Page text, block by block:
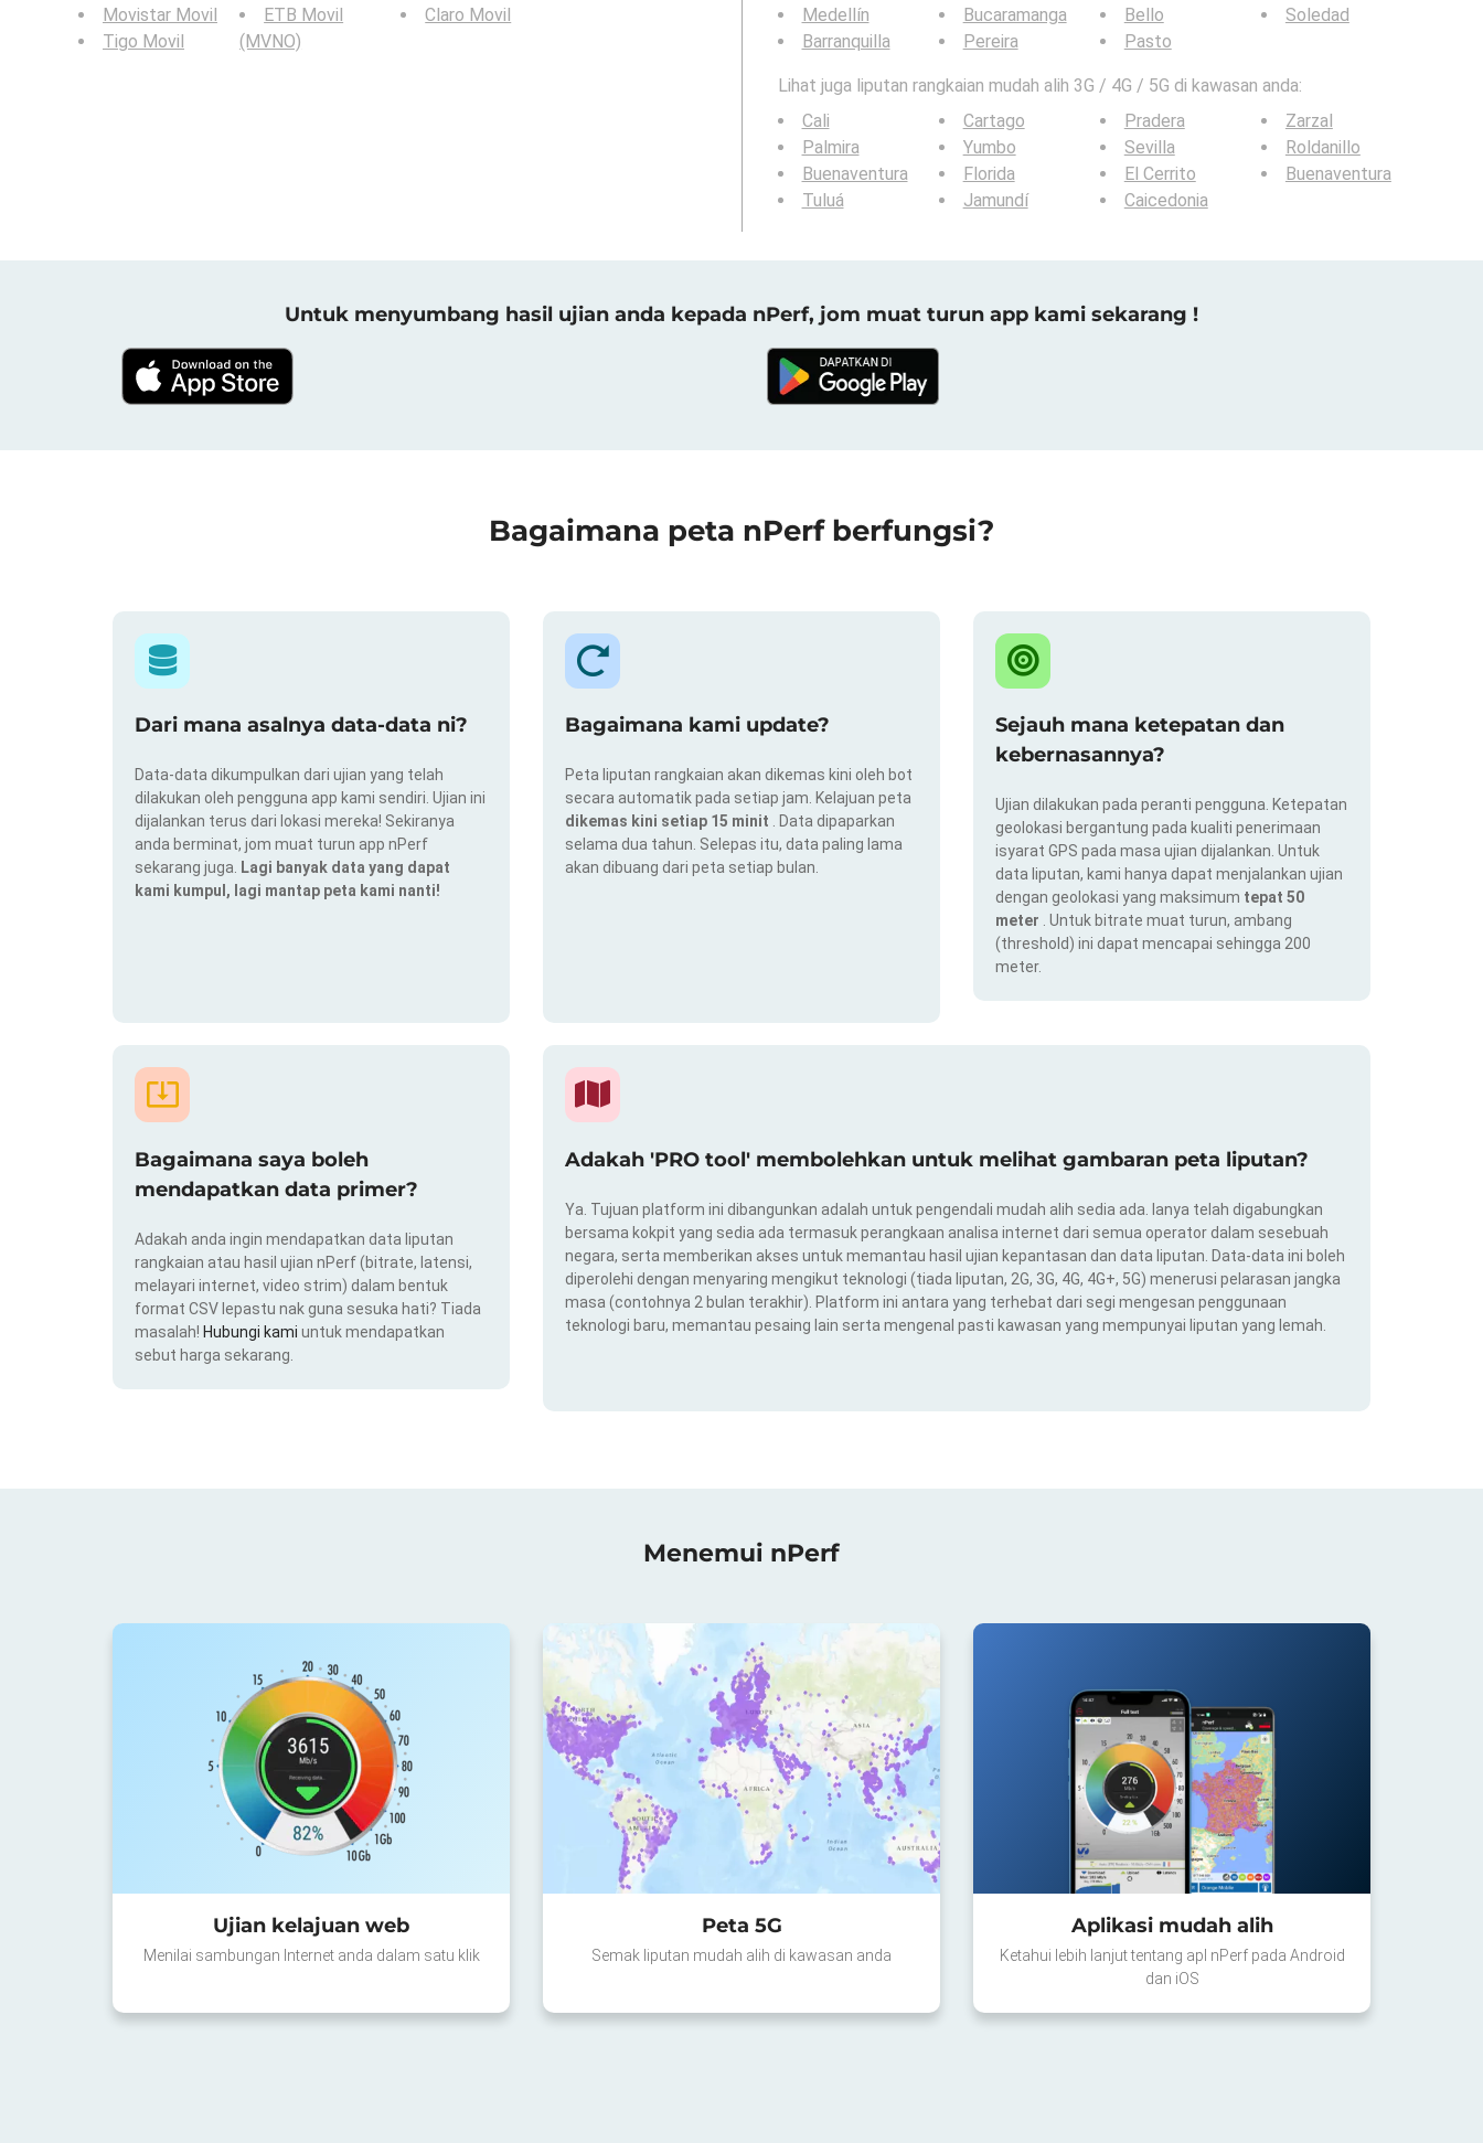
Movistar Movil
Tigo Movil
ETB Movil
(MVNO)
Claro Movil
Medellín
Barranquilla
Bucaramanga
Pereira
Bello
Pasto
Soledad
Lihat juga liputan rangkaian mudah alih 3G / 4G / 5G di kawasan anda:
Cali
Palmira
Buenaventura
Tuluá
Cartago
Yumbo
Florida
Jamundí
Pradera
Sevilla
El Cerrito
Caicedonia
Zarzal
Roldanillo
Buenaventura
Untuk menyumbang hasil ujian anda kepada nPerf, jom muat turun app kami sekarang !
Bagaimana peta nPerf berfungsi?
Dari mana asalnya data-data ni?
Data-data dikumpulkan dari ujian yang telah
dilakukan oleh pengguna app kami sendiri. Ujian ini
dijalankan terus dari lokasi mereka! Sekiranya
anda berminat, jom muat turun app nPerf
sekarang juga.
Lagi banyak data yang dapat
kami kumpul, lagi mantap peta kami nanti!
Bagaimana kami update?
Peta liputan rangkaian akan dikemas kini oleh bot
secara automatik pada setiap jam. Kelajuan peta
dikemas kini setiap 15 minit
. Data dipaparkan
selama dua tahun. Selepas itu, data paling lama
akan dibuang dari peta setiap bulan.
Sejauh mana ketepatan dan
kebernasannya?
Ujian dilakukan pada peranti pengguna. Ketepatan
geolokasi bergantung pada kualiti penerimaan
isyarat GPS pada masa ujian dijalankan. Untuk
data liputan, kami hanya dapat menjalankan ujian
dengan geolokasi yang maksimum tepat 50
meter
. Untuk bitrate muat turun, ambang
(threshold) ini dapat mencapai sehingga 200
meter.
Bagaimana saya boleh
mendapatkan data primer?
Adakah anda ingin mendapatkan data liputan
rangkaian atau hasil ujian nPerf (bitrate, latensi,
melayari internet, video strim) dalam bentuk
format CSV lepastu nak guna sesuka hati? Tiada
masalah! Hubungi kami untuk mendapatkan
sebut harga sekarang.
Adakah 'PRO tool' membolehkan untuk melihat gambaran peta liputan?
Ya. Tujuan platform ini dibangunkan adalah untuk pengendali mudah alih sedia ada. Ianya telah digabungkan
bersama kokpit yang sedia ada termasuk perangkaan analisa internet dari semua operator dalam sesebuah
negara, serta memberikan akses untuk memantau hasil ujian kepantasan dan data liputan. Data-data ini boleh
diperolehi dengan menyaring mengikut teknologi (tiada liputan, 2G, 3G, 4G, 4G+, 5G) menerusi pelarasan jangka
masa (contohnya 2 bulan terakhir). Platform ini antara yang terhebat dari segi mengesan penggunaan
teknologi baru, memantau pesaing lain serta mengenal pasti kawasan yang mempunyai liputan yang lemah.
Menemui nPerf
Ujian kelajuan web
Menilai sambungan Internet anda dalam satu klik
Peta 5G
Semak liputan mudah alih di kawasan anda
Aplikasi mudah alih
Ketahui lebih lanjut tentang apl nPerf pada Android
dan iOS